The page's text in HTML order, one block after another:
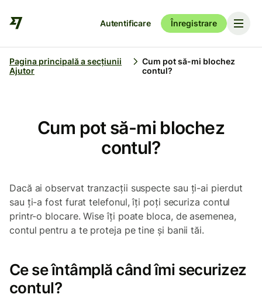
Autentificare Înregistrare
Pagina principală a secțiunii
Ajutor
Cum pot să-mi blochez
contul?
Cum pot să-mi blochez
contul?
Dacă ai observat tranzacții suspecte sau ți-ai pierdut
sau ți-a fost furat telefonul, îți poți securiza contul
printr-o blocare. Wise îți poate bloca, de asemenea,
contul pentru a te proteja pe tine și banii tăi.
Ce se întâmplă când îmi securizez
contul?